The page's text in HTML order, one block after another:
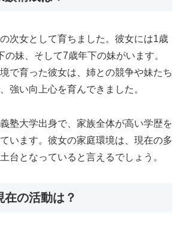
次女として育ちました。彼女には1歳
の妹、そして7歳年下の妹がいます。
で育った彼女は、姉との競争や妹たち
強い向上心を育んできました。
塾大学出身で、家族全体が高い学歴を
います。彼女の家庭環境は、現在の多
台となっていると言えるでしょう。
の活動は？